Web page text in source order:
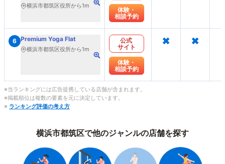
横浜市都筑区役所から1m
体験・
相談予約
6 Premium Yoga Flat
横浜市都筑区役所から1m
公式
サイト
体験・
相談予約
× ×
※当ランキングには広告提携している店舗が含まれます。
※掲載順位は複数の要素を元に決定しています。
※ ランキング評価の考え方
横浜市都筑区で他のジャンルの店舗を探す